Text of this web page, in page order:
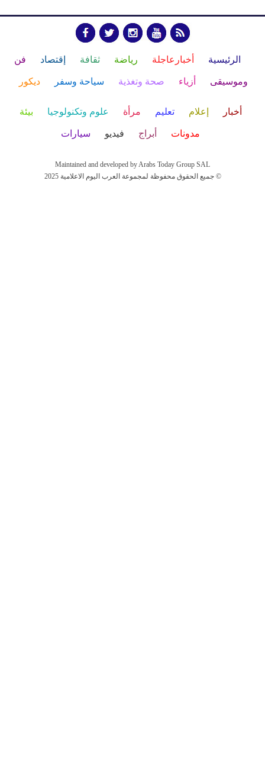
الرئيسية أخبارعاجلة رياضة ثقافة إقتصاد فن
وموسيقى أزياء صحة وتغذية سياحة وسفر ديكور
أخبار إعلام تعليم مرأة علوم وتكنولوجيا بيئة
مدونات أبراج فيديو سيارات
Maintained and developed by Arabs Today Group SAL
جميع الحقوق محفوظة لمجموعة العرب اليوم الاعلامية 2025 ©